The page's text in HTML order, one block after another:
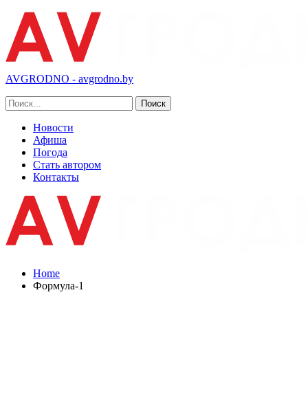
AVGRODNO - avgrodno.by
Новости
Афиша
Погода
Стать автором
Контакты
Home
Формула-1